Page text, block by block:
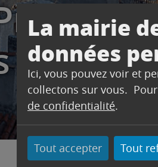
La mairie
données
Ici, vous pouvez voir et
collectons sur vous.
de confidentialité.
Tout accepter Tout
2025/